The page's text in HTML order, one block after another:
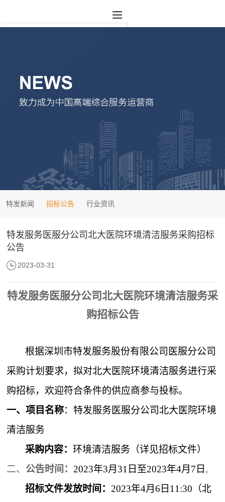
特发新闻 招标公告 行业资讯
特发服务医服分公司北大医院环境清洁服务采购招标
公告
2023-03-31
特发服务医服分公司北大医院环境清洁服务采
购招标公告
根据深圳市特发服务股份有限公司医服分公司
采购计划要求，拟对北大医院环境清洁服务进行采
购招标，欢迎符合条件的供应商参与投标。
一、项目名称：特发服务医服分公司北大医院环境
清洁服务
采购内容：环境清洁服务（详见招标文件）
二、 公告时间： 2023年3月31日至2023年4月7日。
招标文件发放时间： 2023年4月6日11:30（北